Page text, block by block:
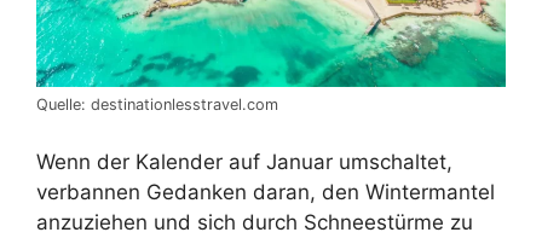
Quelle: destinationlesstravel.com
Wenn der Kalender auf Januar umschaltet,
verbannen Gedanken daran, den Wintermantel
anzuziehen und sich durch Schneestürme zu